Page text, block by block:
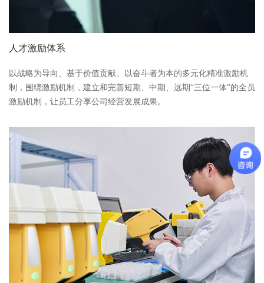
人才激励体系
以战略为导向、基于价值贡献、以奋斗者为本的多元化精准激励机
制，围绕激励机制，建立和完善短期、中期、远期“三位一体”的全员
激励机制，让员工分享公司经营发展成果。